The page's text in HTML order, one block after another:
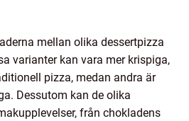
mellan olika dessertpizza
varianter kan vara mer krispiga,
pizza, medan andra är
Dessutom kan de olika
från chokladens